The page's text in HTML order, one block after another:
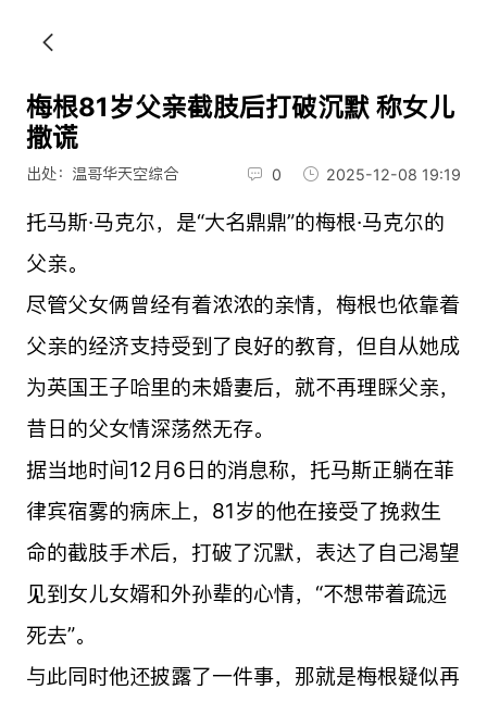
梅根81岁父亲截肢后打破沉默 称女儿
撒谎
出处：温哥华天空综合 0 2025-12-08 19:19
托马斯·马克尔，是“大名鼎鼎”的梅根·马克尔的
父亲。
尽管父女俩曾经有着浓浓的亲情，梅根也依靠着
父亲的经济支持受到了良好的教育，但自从她成
为英国王子哈里的未婚妻后，就不再理睬父亲，
昔日的父女情深荡然无存。
据当地时间12月6日的消息称，托马斯正躺在菲
律宾宿雾的病床上，81岁的他在接受了挽救生
命的截肢手术后，打破了沉默，表达了自己渴望
见到女儿女婿和外孙辈的心情，“不想带着疏远
死去”。
与此同时他还披露了一件事，那就是梅根疑似再